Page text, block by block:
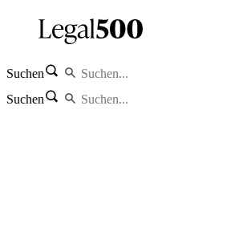
Suchen
Suchen